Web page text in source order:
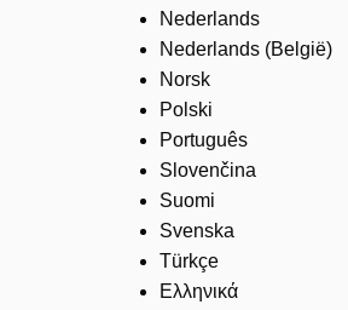
Nederlands
Nederlands (België)
Norsk
Polski
Português
Slovenčina
Suomi
Svenska
Türkçe
Ελληνικά